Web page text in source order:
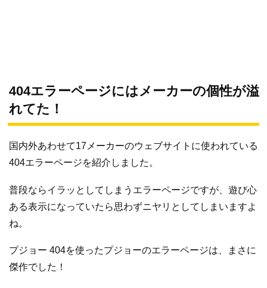
404エラーページにはメーカーの個性が溢
れてた！
国内外あわせて17メーカーのウェブサイトに使われている
404エラーページを紹介しました。
普段ならイラッとしてしまうエラーページですが、遊び心
ある表示になっていたら思わずニヤリとしてしまいますよ
ね。
プジョー 404を使ったプジョーのエラーページは、まさに
傑作でした！